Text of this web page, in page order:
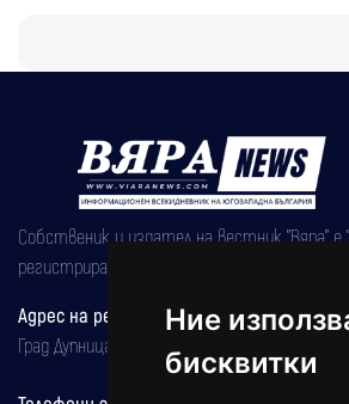
Ние
бисквитки
Собственик и издател на вестник "Вяра" е
регистрирана на 08.05.2002 година.
Адрес на редакцията
Град Дупница, ул.''Христо Ботев" 43